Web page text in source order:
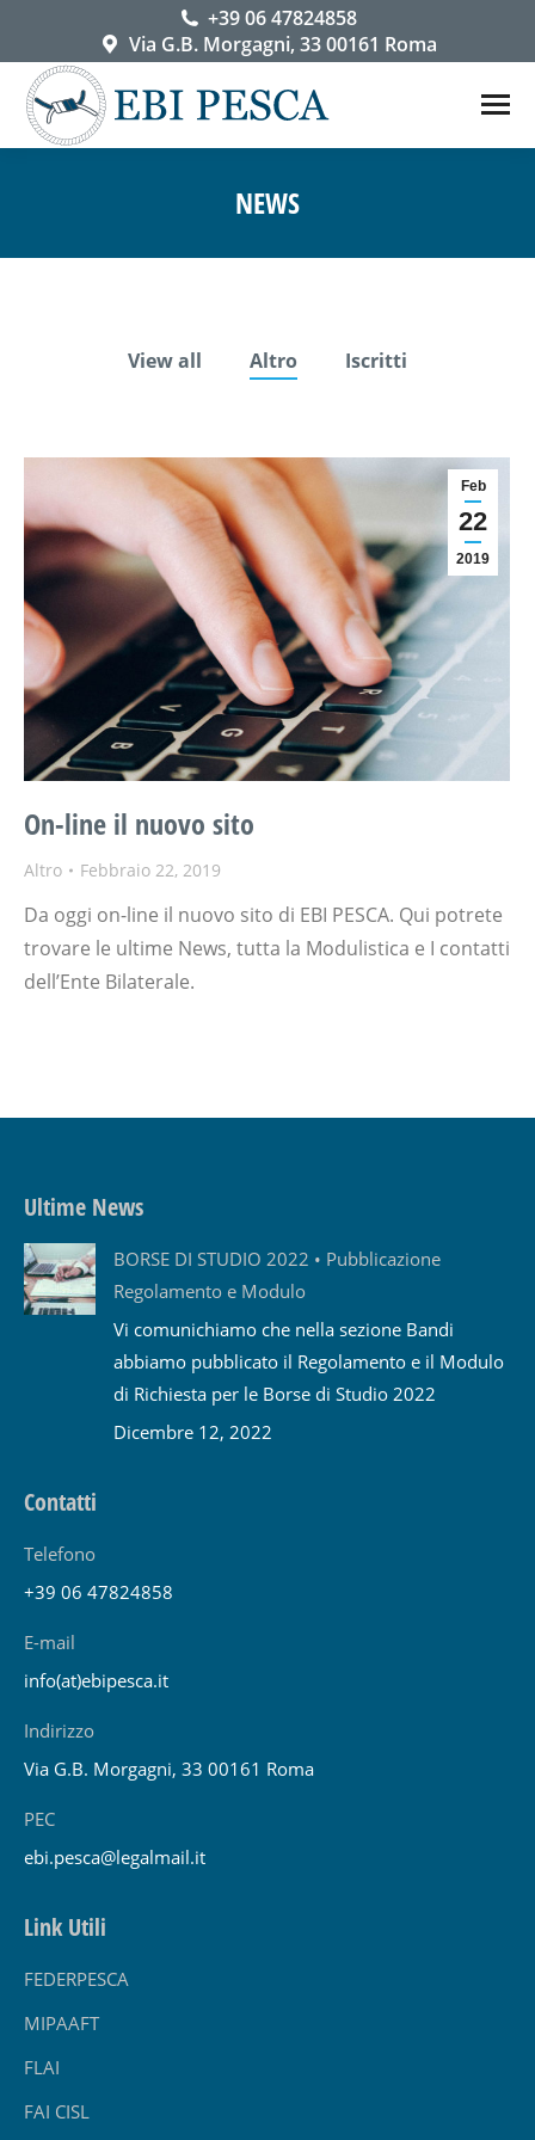
+39 06 47824858
Via G.B. Morgagni, 33 00161 Roma
NEWS
View all Altro Iscritti
Feb
22
2019
On-line il nuovo sito
Altro Febbraio 22, 2019
Da oggi on-line il nuovo sito di EBI PESCA. Qui potrete
trovare le ultime News, tutta la Modulistica e I contatti
dell’Ente Bilaterale.
Ultime News
BORSE DI STUDIO 2022 • Pubblicazione
Regolamento e Modulo
Vi comunichiamo che nella sezione Bandi
abbiamo pubblicato il Regolamento e il Modulo
di Richiesta per le Borse di Studio 2022
Dicembre 12, 2022
Contatti
Telefono
+39 06 47824858
E-mail
info(at)ebipesca.it
Indirizzo
Via G.B. Morgagni, 33 00161 Roma
PEC
ebi.pesca@legalmail.it
Link Utili
FEDERPESCA
MIPAAFT
FLAI
FAI CISL